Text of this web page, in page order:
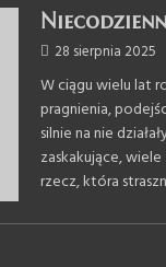
28 sierpnia 2025
W ciągu wielu lat
pragnienia,
silnie na nie
zaskakujące,
rzecz, która